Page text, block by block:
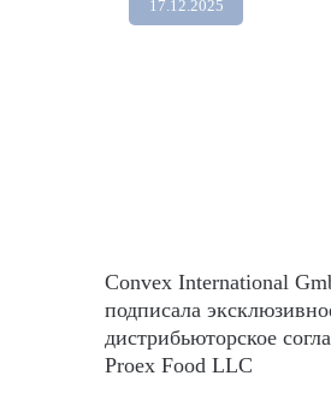
17.12.2025
Convex International
подписала
дистрибьюторское
Proex Food LLC